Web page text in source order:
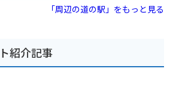
わえるレストランが人気です。 また、日帰り温泉施設
こまくさの湯」も併設されており、旅の疲れを癒すこ
です。ツーリングの休憩場所としても最適です。 周
は、南アルプスの登山基地として知られるしらび平
国の重要文化財に指定されている高遠城址公園な
「周辺の道の駅」をもっと見る
紹介記事